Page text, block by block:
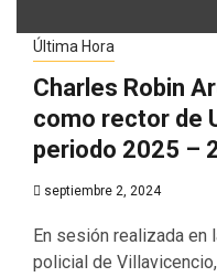
Última Hora
Charles Robin
como rector de
periodo 2025 –
septiembre 2, 2024
En sesión realizada en
policial de